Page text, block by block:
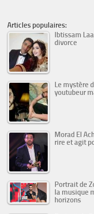
Articles populaires:
Ibtissam
divorce
Le mystère
youtubeur
Morad El
rire et agit
Portrait de
la musique
horizons